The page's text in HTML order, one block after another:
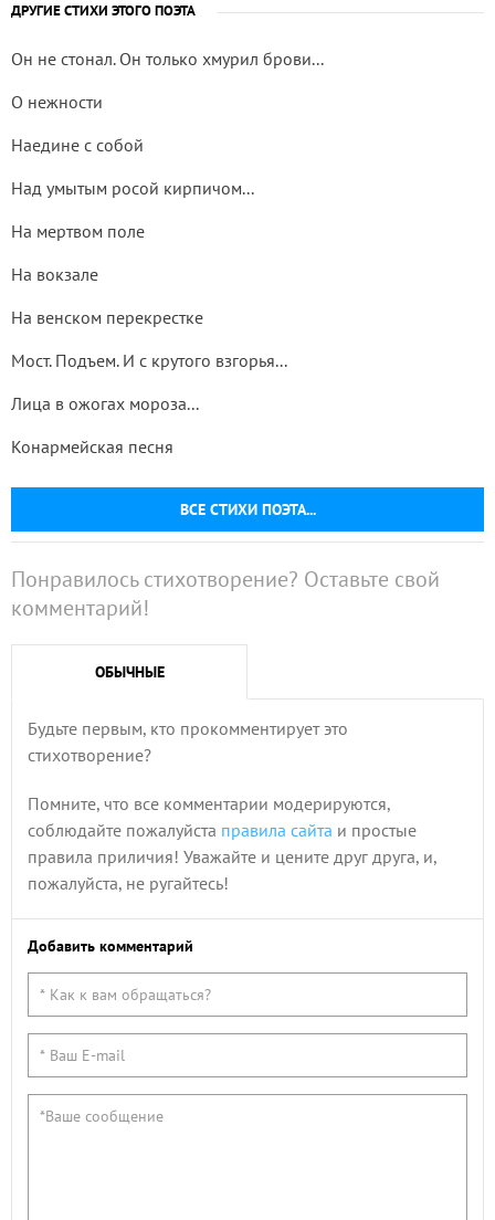
ДРУГИЕ СТИХИ ЭТОГО ПОЭТА
ВСЕ СТИХИ ПОЭТА...
Он не стонал. Он только хмурил брови...
О нежности
Наедине с собой
Над умытым росой кирпичом...
На мертвом поле
На вокзале
На венском перекрестке
Мост. Подъем. И с крутого взгорья...
Лица в ожогах мороза...
Конармейская песня
Понравилось стихотворение? Оставьте свой
комментарий!
ОБЫЧНЫЕ
Будьте первым, кто прокомментирует это
стихотворение?
Помните, что все комментарии модерируются,
соблюдайте пожалуйста правила сайта и простые
правила приличия! Уважайте и цените друг друга, и,
пожалуйста, не ругайтесь!
Добавить комментарий